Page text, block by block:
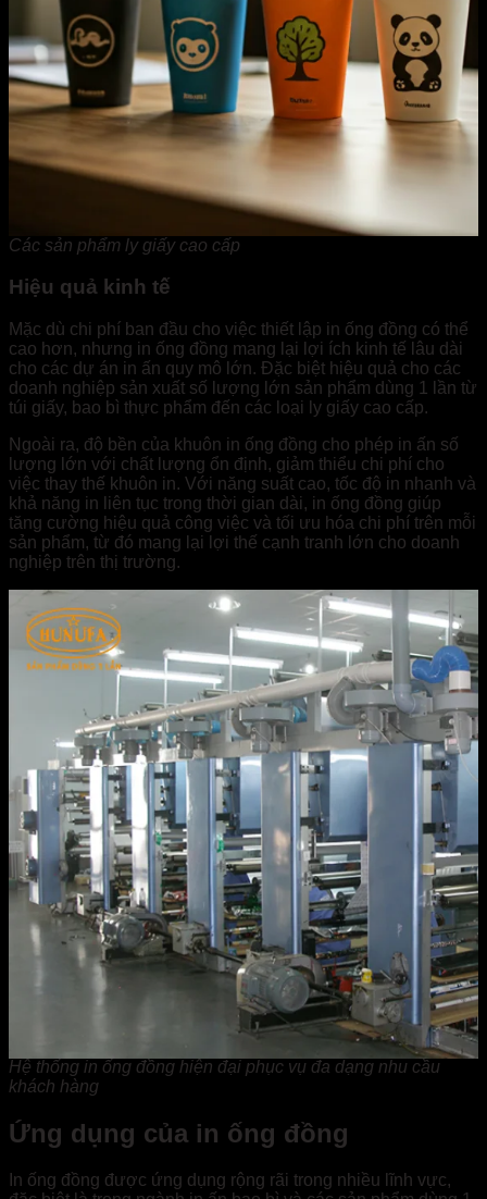
Các sản phẩm ly giấy cao cấp
Hiệu quả kinh tế
Mặc dù chi phí ban đầu cho việc thiết lập in ống đồng có thể
cao hơn, nhưng in ống đồng mang lại lợi ích kinh tế lâu dài
cho các dự án in ấn quy mô lớn. Đặc biệt hiệu quả cho các
doanh nghiệp sản xuất số lượng lớn sản phẩm dùng 1 lần từ
túi giấy, bao bì thực phẩm đến các loại ly giấy cao cấp.
Ngoài ra, độ bền của khuôn in ống đồng cho phép in ấn số
lượng lớn với chất lượng ổn định, giảm thiểu chi phí cho
việc thay thế khuôn in. Với năng suất cao, tốc độ in nhanh và
khả năng in liên tục trong thời gian dài, in ống đồng giúp
tăng cường hiệu quả công việc và tối ưu hóa chi phí trên mỗi
sản phẩm, từ đó mang lại lợi thế cạnh tranh lớn cho doanh
nghiệp trên thị trường.
Hệ thống in ống đồng hiện đại phục vụ đa dạng nhu cầu
khách hàng
Ứng dụng của in ống đồng
In ống đồng được ứng dụng rộng rãi trong nhiều lĩnh vực,